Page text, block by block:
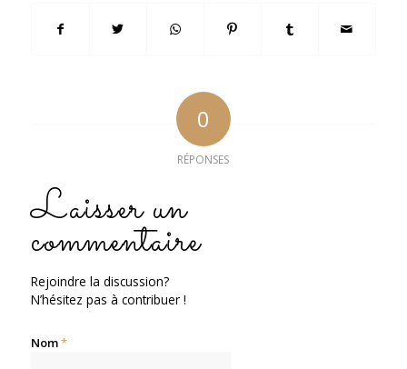
0
RÉPONSES
Laisser un
commentaire
Rejoindre la discussion?
N’hésitez pas à contribuer !
Nom*